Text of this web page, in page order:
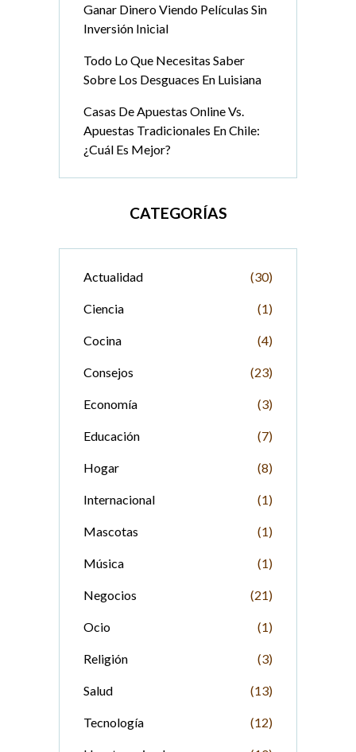
Ganar Dinero Viendo Películas Sin
Inversión Inicial
Todo Lo Que Necesitas Saber
Sobre Los Desguaces En Luisiana
Casas De Apuestas Online Vs.
Apuestas Tradicionales En Chile:
¿Cuál Es Mejor?
CATEGORÍAS
Actualidad (30)
Ciencia (1)
Cocina (4)
Consejos (23)
Economía (3)
Educación (7)
Hogar (8)
Internacional (1)
Mascotas (1)
Música (1)
Negocios (21)
Ocio (1)
Religión (3)
Salud (13)
Tecnología (12)